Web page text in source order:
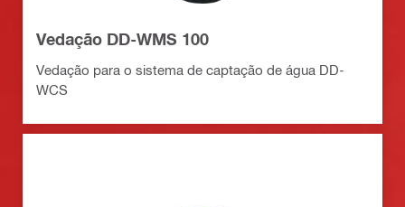
Vedação DD-WMS 100
Vedação para o sistema de captação de água DD-
WCS